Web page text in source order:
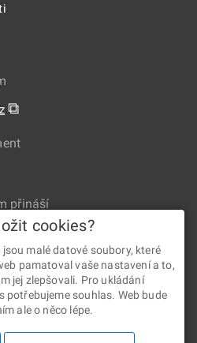
⧉
přináší
• Informace jsou poskytovány
cookies?
malé datové soubory, které
pamatoval vaše nastavení a to,
jej zlepšovali. Pro ukládání
potřebujeme souhlas. Web bude
ale o něco lépe.